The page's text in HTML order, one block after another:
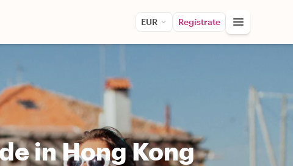
EUR Regístrate
in Hong Kong